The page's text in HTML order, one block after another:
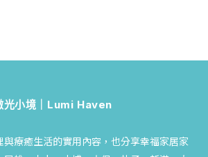
光小境｜Lumi Haven
療癒生活的實用內容，也分享幸福家居家